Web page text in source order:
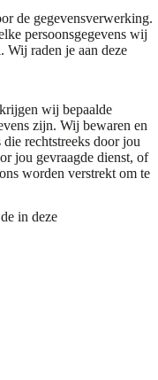
de gegevensverwerking.
persoonsgegevens wij
Wij raden je aan deze
wij bepaalde
zijn. Wij bewaren en
rechtstreeks door jou
jou gevraagde dienst, of
worden verstrekt om te
in deze